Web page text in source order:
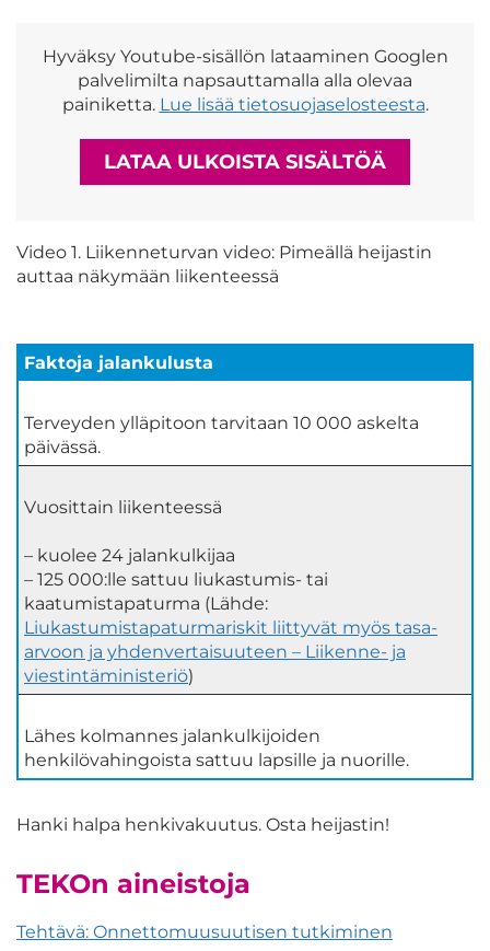
Hyväksy Youtube-sisällön lataaminen Googlen
palvelimilta napsauttamalla alla olevaa
painiketta. Lue lisää tietosuojaselosteesta.
LATAA ULKOISTA SISÄLTÖÄ
Video 1. Liikenneturvan video: Pimeällä heijastin
auttaa näkymään liikenteessä
Faktoja jalankulusta
Terveyden ylläpitoon tarvitaan 10 000 askelta
päivässä.
Vuosittain liikenteessä
– kuolee 24 jalankulkijaa
– 125 000:lle sattuu liukastumis- tai
kaatumistapaturma (Lähde:
Liukastumistapaturmariskit liittyvät myös tasa-
arvoon ja yhdenvertaisuuteen – Liikenne- ja
viestintäministeriö)
Lähes kolmannes jalankulkijoiden
henkilövahingoista sattuu lapsille ja nuorille.
Hanki halpa henkivakuutus. Osta heijastin!
TEKOn aineistoja
Tehtävä: Onnettomuusuutisen tutkiminen